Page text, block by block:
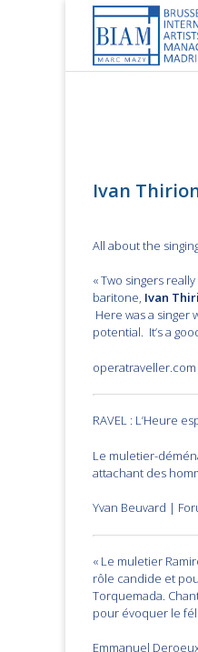
content
Ivan
All about the
« Two singers
baritone, Ivan
Here was a singer
potential. It’s a
operatraveller.com
RAVEL : L’Heure
Le muletier-
attachant des
Yvan Beuvard |
« Le muletier
rôle candide et
Torquemada.
pour évoquer le
Emmanuel